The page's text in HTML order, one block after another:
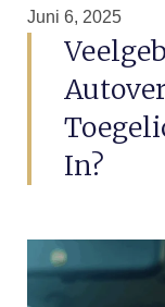
Juni 6, 2025
In?